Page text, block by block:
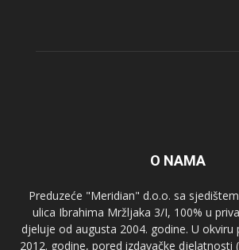
O NAMA
Preduzeće "Meridian" d.o.o. sa
ulica Ibrahima Mržljaka 3/I, 100% u
djeluje od augusta 2004. godine. U okviru
2012. godine, pored izdavačke djelatnosti